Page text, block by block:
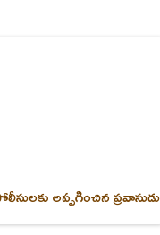
అప్పగించిన ప్రవాసుడు